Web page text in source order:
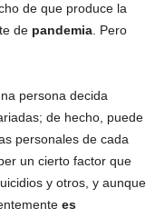
de que produce la
de pandemia . Pero
persona decida
de hecho, puede
personales de cada
un cierto factor que
y otros, y aunque
es